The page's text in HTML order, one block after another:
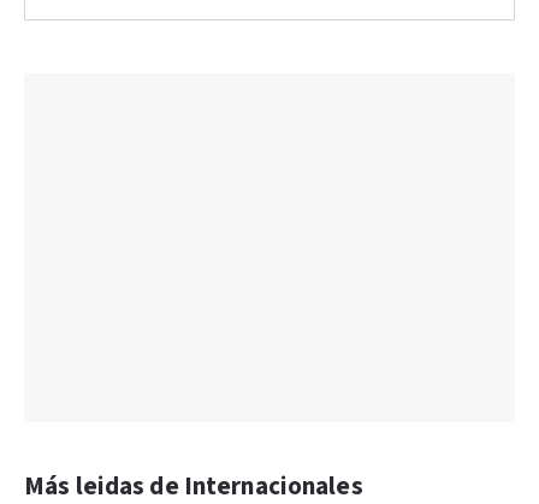
Más leidas de Internacionales